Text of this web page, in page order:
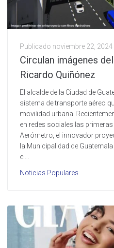
Publicado noviembre 22, 2024
Circulan imágenes
Ricardo Quiñónez
El alcalde de la Ciudad de
sistema de transporte aéreo
movilidad urbana.
en redes sociales las
Aerómetro, el innovador
la Municipalidad de
el...
Noticias Populares